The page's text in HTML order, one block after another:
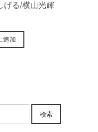
げる/横山光輝
追加
検索